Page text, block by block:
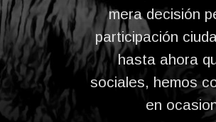
mera decisión
participación
hasta ahora
sociales, hemos
en